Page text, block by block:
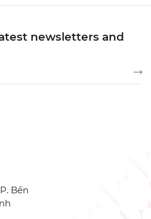
Bến
newsletters and